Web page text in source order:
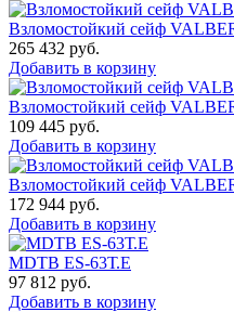
Взломостойкий сейф
265 432 руб.
Добавить в корзину
Взломостойкий сейф
109 445 руб.
Добавить в корзину
Взломостойкий сейф
172 944 руб.
Добавить в корзину
MDTB ES-63Т.Е
97 812 руб.
Добавить в корзину